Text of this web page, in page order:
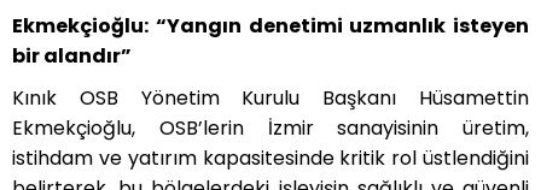
Ekmekçioğlu: “Yangın denetimi uzmanlık isteyen
bir alandır”
Kınık OSB Yönetim Kurulu Başkanı Hüsamettin
Ekmekçioğlu, OSB’lerin İzmir sanayisinin üretim,
istihdam ve yatırım kapasitesinde kritik rol üstlendiğini